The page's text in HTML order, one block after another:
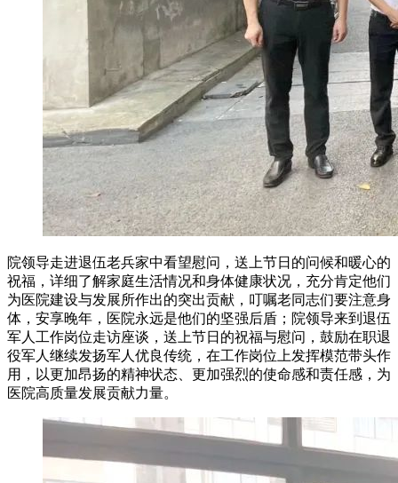
院领导走进退伍老兵家中看望慰问，送上节日的问候和暖心的
祝福，详细了解家庭生活情况和身体健康状况，充分肯定他们
为医院建设与发展所作出的突出贡献，叮嘱老同志们要注意身
体，安享晚年，医院永远是他们的坚强后盾；院领导来到退伍
军人工作岗位走访座谈，送上节日的祝福与慰问，鼓励在职退
役军人继续发扬军人优良传统，在工作岗位上发挥模范带头作
用，以更加昂扬的精神状态、更加强烈的使命感和责任感，为
医院高质量发展贡献力量。